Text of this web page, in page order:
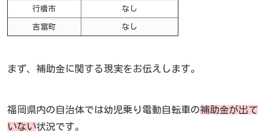
行橋市 なし
吉富町 なし
まず、補助金に関する現実をお伝えします。
福岡県内の自治体では幼児乗り電動自転車の補助金が出て
いない状況です。